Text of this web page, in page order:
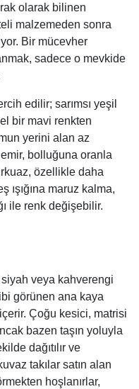
olarak bilinen
malzemeden sonra
Bir mücevher
sadece o mevkide
edilir; sarımsı yeşil
bir mavi renkten
yerini alan az
bolluğuna oranla
özellikle daha
ışığına maruz kalma,
ile renk değişebilir.
veya kahverengi
görünen ana kaya
Çoğu kesici, matrisi
bazen taşın yoluyla
dağıtılır ve
takılar satın alan
hoşlanırlar,